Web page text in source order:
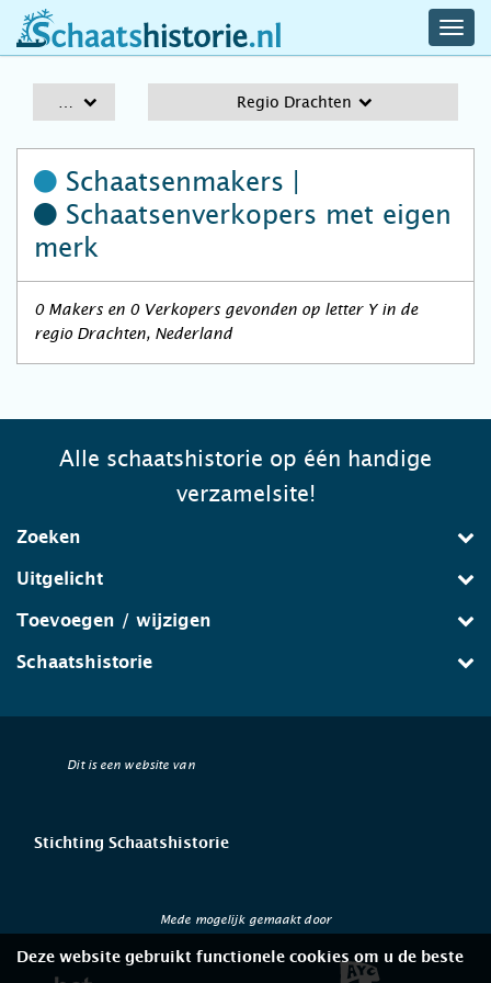
schaatshistorie.nl
Regio Drachten
Schaatsenmakers |
Schaatsenverkopers met eigen
merk
0 Makers en 0 Verkopers gevonden op letter Y in de
regio Drachten, Nederland
Alle schaatshistorie op één handige
verzamelsite!
Zoeken
Uitgelicht
Toevoegen / wijzigen
Schaatshistorie
Dit is een website van
Stichting Schaatshistorie
Mede mogelijk gemaakt door
Deze website gebruikt functionele cookies om u de beste